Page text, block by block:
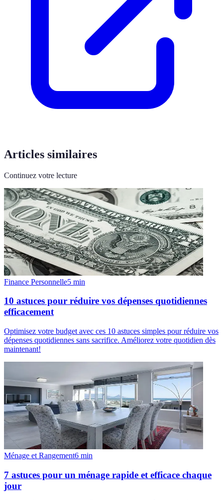
Articles similaires
Continuez votre lecture
Finance Personnelle5 min
10 astuces pour réduire vos dépenses quotidiennes
efficacement
Optimisez votre budget avec ces 10 astuces simples pour réduire vos
dépenses quotidiennes sans sacrifice. Améliorez votre quotidien dès
maintenant!
Ménage et Rangement6 min
7 astuces pour un ménage rapide et efficace chaque
jour